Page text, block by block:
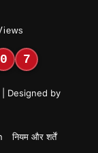
0 7
Designed by
नियम और शर्तें